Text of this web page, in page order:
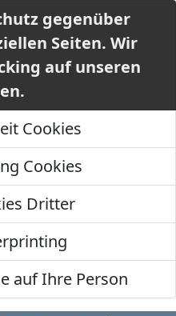
gegenüber
Seiten. Wir
auf unseren
Cookies
Cookies
Dritter
auf Ihre Person